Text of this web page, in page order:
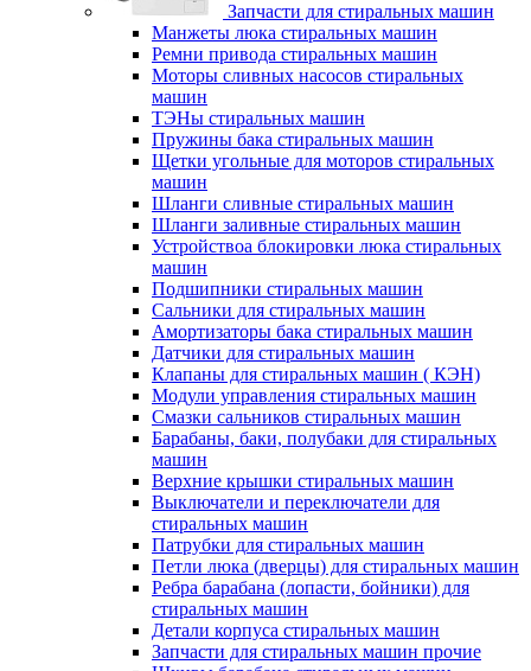
Запчасти для стиральных машин
Манжеты люка стиральных машин
Ремни привода стиральных машин
Моторы сливных насосов стиральных
машин
ТЭНы стиральных машин
Пружины бака стиральных машин
Щетки угольные для моторов стиральных
машин
Шланги сливные стиральных машин
Шланги заливные стиральных машин
Устройствоа блокировки люка стиральных
машин
Подшипники стиральных машин
Сальники для стиральных машин
Амортизаторы бака стиральных машин
Датчики для стиральных машин
Клапаны для стиральных машин ( КЭН)
Модули управления стиральных машин
Смазки сальников стиральных машин
Барабаны, баки, полубаки для стиральных
машин
Верхние крышки стиральных машин
Выключатели и переключатели для
стиральных машин
Патрубки для стиральных машин
Петли люка (дверцы) для стиральных машин
Ребра барабана (лопасти, бойники) для
стиральных машин
Детали корпуса стиральных машин
Запчасти для стиральных машин прочие